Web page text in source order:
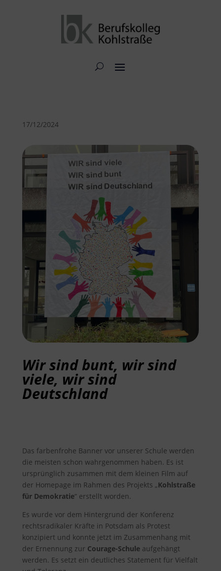
17/12/2024
Wir sind bunt, wir sind
viele, wir sind
Deutschland
Das farbenfrohe Banner vor unserer Schule werden
die meisten schon wahrgenommen haben. Es ist
ursprünglich zusammen mit dem kleinen Film auf
der Homepage im Rahmen des Projekts „Kohlstraße
für Demokratie“ erstellt worden.
Es wurde vor dem Hintergrund der Konferenz
rechtsradikaler Kräfte in Potsdam als Protest
konzipiert und konnte jetzt im Zusammenhang mit
der Ernennung zur Courage-Schuleaufgehängt
werden. Es setzt ein deutliches Statement für Vielfalt